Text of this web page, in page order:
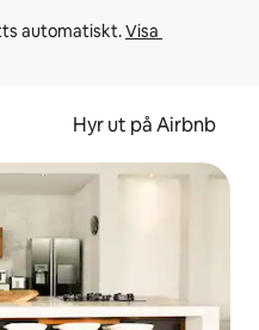
automatiskt. Visa
Hyr ut på Airbnb